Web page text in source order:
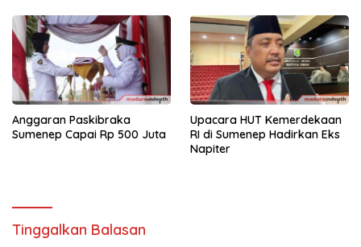
Anggaran Paskibraka
Sumenep Capai Rp 500 Juta
Upacara HUT Kemerdekaan
RI di Sumenep Hadirkan Eks
Napiter
Tinggalkan Balasan